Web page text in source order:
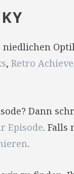
, Retro
Dann
Episode. Falls
.